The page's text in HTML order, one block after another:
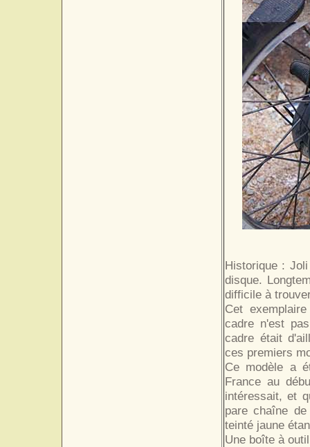
Historique :
disque.
difficile à
Cet
cadre n'est
cadre était
ces premiers
Ce modèle a
France au
intéressait, et
pare chaîne
teinté jaune
Une boîte à